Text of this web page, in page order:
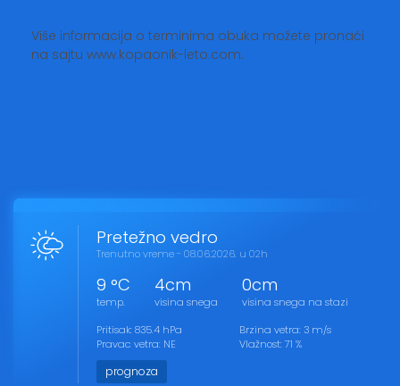
Više informacija o terminima obuka možete pronaći
na sajtu www.kopaonik-leto.com.
Pretežno vedro
Trenutno vreme - 08.06.2026. u 02h
9 °C
temp.
4cm
visina snega
0cm
visina snega na stazi
Pritisak: 835.4 hPa
Pravac vetra: NE
Brzina vetra: 3 m/s
Vlažnost: 71 %
prognoza